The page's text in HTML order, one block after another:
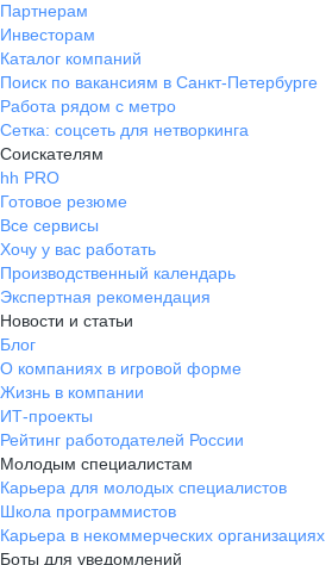
Партнерам
Инвесторам
Каталог компаний
Поиск по вакансиям в Санкт-Петербурге
Работа рядом с метро
Сетка: соцсеть для нетворкинга
Соискателям
hh PRO
Готовое резюме
Все сервисы
Хочу у вас работать
Производственный календарь
Экспертная рекомендация
Новости и статьи
Блог
О компаниях в игровой форме
Жизнь в компании
ИТ-проекты
Рейтинг работодателей России
Молодым специалистам
Карьера для молодых специалистов
Школа программистов
Карьера в некоммерческих организациях
Боты для уведомлений